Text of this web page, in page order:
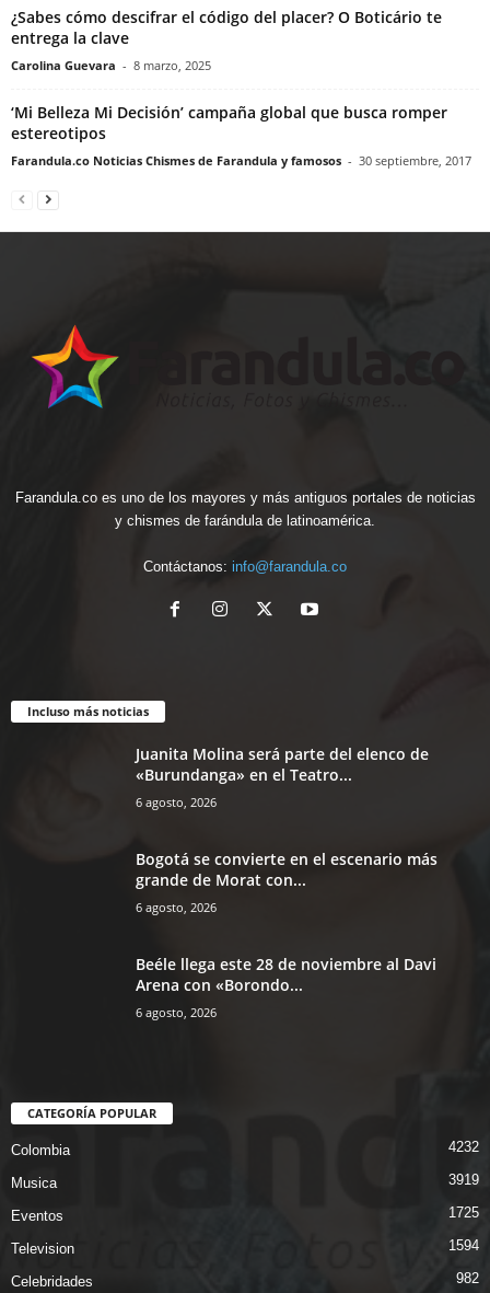
¿Sabes cómo descifrar el código del placer? O Boticário te
entrega la clave
Carolina Guevara - 8 marzo, 2025
‘Mi Belleza Mi Decisión’ campaña global que busca romper
estereotipos
Farandula.co Noticias Chismes de Farandula y famosos - 30 septiembre, 2017
Farandula.co es uno de los mayores y más antiguos portales de noticias
y chismes de farándula de latinoamérica.
Contáctanos: info@farandula.co
Incluso más noticias
Juanita Molina será parte del elenco de
«Burundanga» en el Teatro...
6 agosto, 2026
Bogotá se convierte en el escenario más
grande de Morat con...
6 agosto, 2026
Beéle llega este 28 de noviembre al Davi
Arena con «Borondo...
6 agosto, 2026
CATEGORÍA POPULAR
Colombia 4232
Musica 3919
Eventos 1725
Television 1594
Celebridades 982